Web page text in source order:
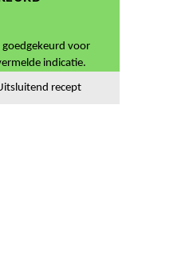
goedgekeurd voor
indicatie.
recept